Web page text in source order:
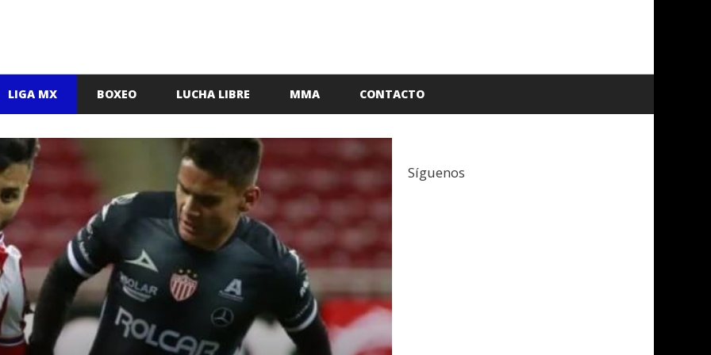
LIGA MX BOXEO LUCHA LIBRE MMA CONTACTO
Síguenos